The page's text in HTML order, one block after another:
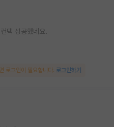
택 성공했네요.
로그인이 필요합니다. 로그인하기